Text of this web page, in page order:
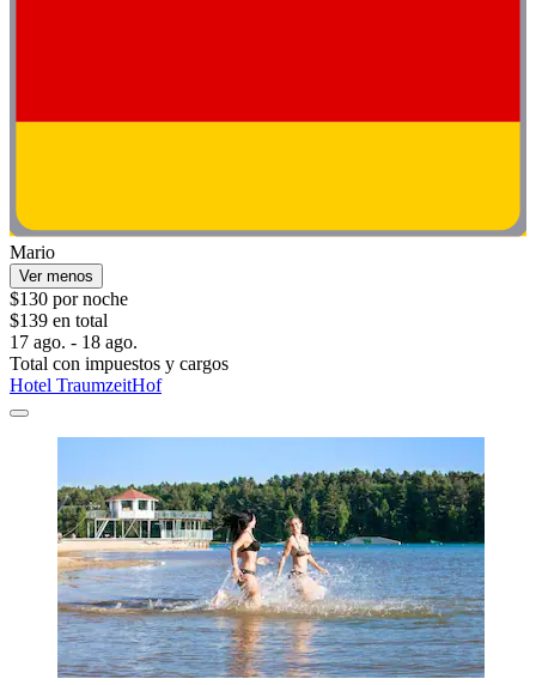
Mario
Ver menos
$130 por noche
$139 en total
17 ago. - 18 ago.
Total con impuestos y cargos
Hotel TraumzeitHof